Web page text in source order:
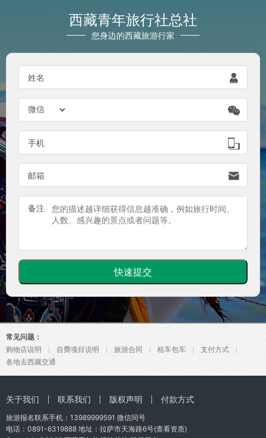
西藏青年旅行社总社
您身边的西藏旅游行家
姓名 

手机 
邮箱 
备注
常见问题：
购物店说明
自费项目说明 旅游合同 租车包车
支付方式
各地去西藏交通
关于我们 联系我们 版权声明 付款方式
旅游报名联系手机： 13989999591 微信同号
电话：0891-6319888 地址：拉萨市天海路6号(查看资质)